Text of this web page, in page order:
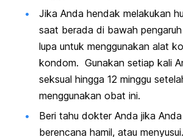
Jika Anda hendak melakukan
saat berada di bawah
lupa untuk menggunakan alat
kondom. Gunakan setiap kali
seksual hingga 12 minggu
menggunakan obat ini.
Beri tahu dokter Anda jika
berencana hamil, atau